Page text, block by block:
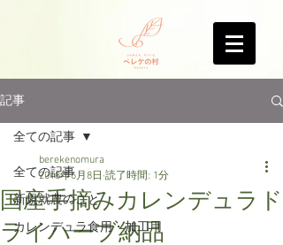
記事
全ての記事
新規就農のこと
カレンデュラ食用・加工用
全ての記事
国産手摘みカレンデュラド
ライハーブ納品
berekenomura
2018年6月8日 読了時間: 1分